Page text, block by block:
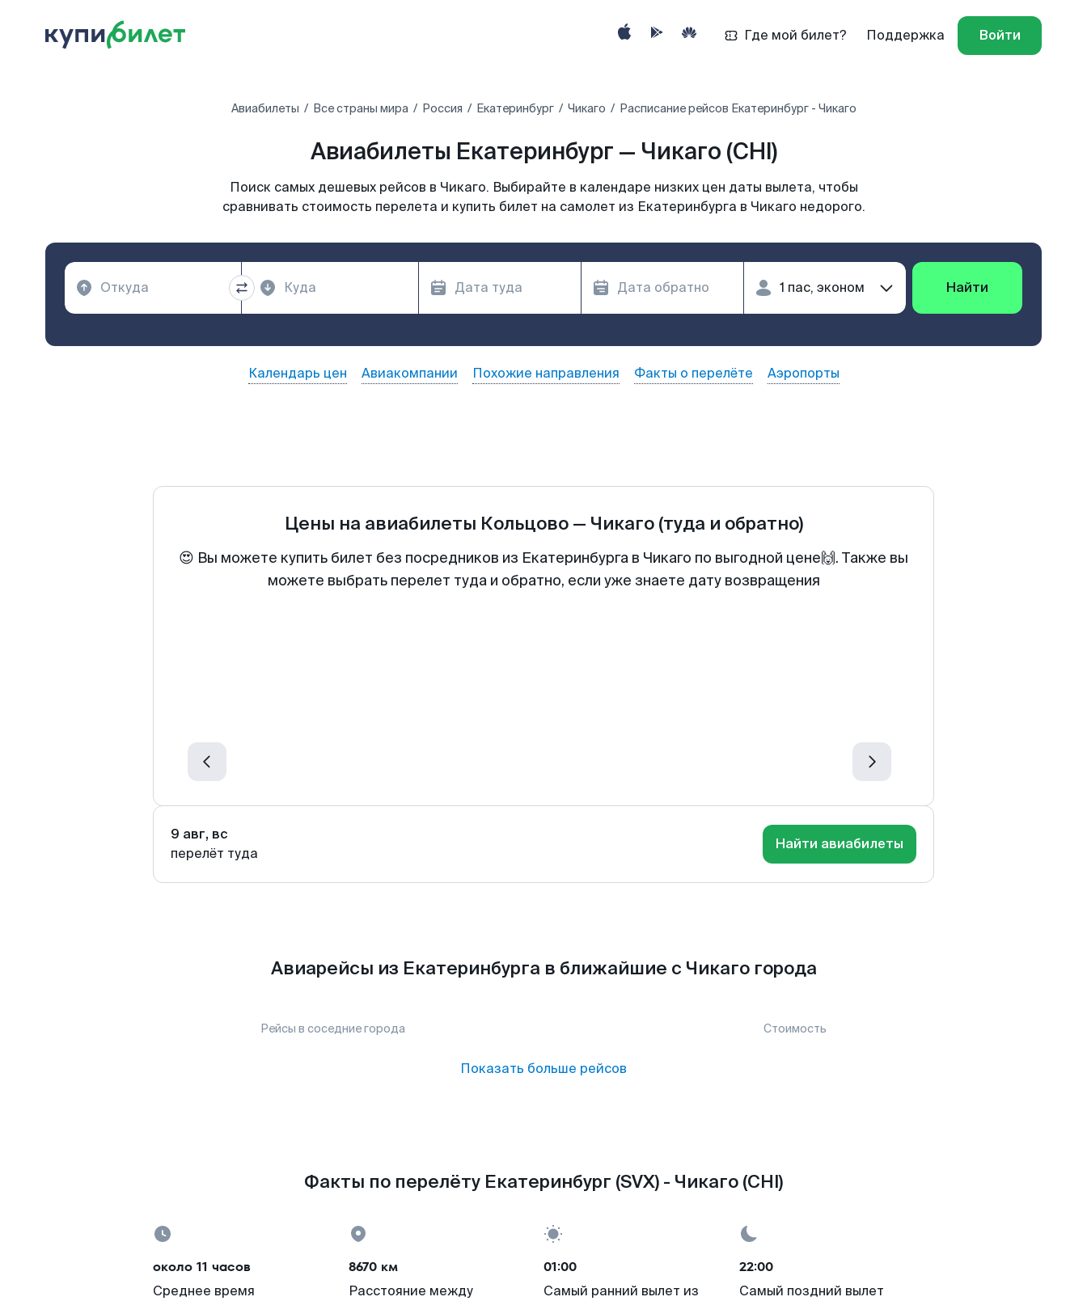
Где мой билет? Поддержка Войти
Авиабилеты Все страны мира Россия Екатеринбург Чикаго Расписание рейсов Екатеринбург - Чикаго
Авиабилеты Екатеринбург — Чикаго (CHI)
Поиск самых дешевых рейсов в Чикаго. Выбирайте в календаре низких цен даты вылета, чтобы
сравнивать стоимость перелета и купить билет на самолет из Екатеринбурга в Чикаго недорого.
Найти
Календарь цен Авиакомпании Похожие направления Факты о перелёте Аэропорты
Цены на авиабилеты Кольцово— Чикаго (туда и обратно)
😍 Вы можете купить билет без посредников из Екатеринбурга в Чикаго по выгодной цене🙌. Также вы
можете выбрать перелет туда и обратно, если уже знаете дату возвращения
9 авг, вс
перелёт туда
Найти авиабилеты
Авиарейсы из Екатеринбурга в ближайшие с Чикаго города
Рейсы в соседние города Стоимость
Показать больше рейсов
Факты по перелёту Екатеринбург (SVX) - Чикаго (CHI)
около 11 часов
Среднее время
8670 км
Расстояние между
01:00
Самый ранний вылет из
22:00
Самый поздний вылет